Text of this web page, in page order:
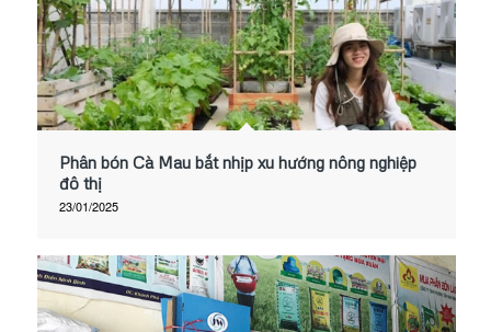
Phân bón Cà Mau bắt nhịp xu hướng nông nghiệp
đô thị
23/01/2025